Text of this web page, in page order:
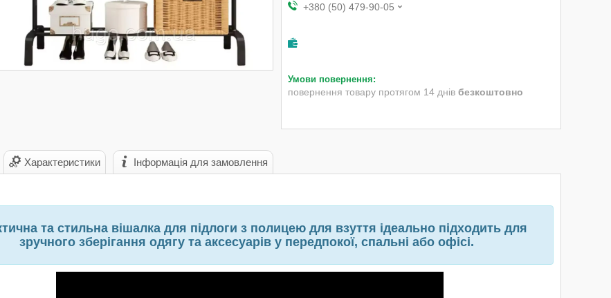
+380 (50) 479-90-05
повернення товару протягом 14 днів безкоштовно
Характеристики Інформація для замовлення
та стильна вішалка для підлоги з полицею для взуття ідеально підходить для
зручного зберігання одягу та аксесуарів у передпокої, спальні або офісі.